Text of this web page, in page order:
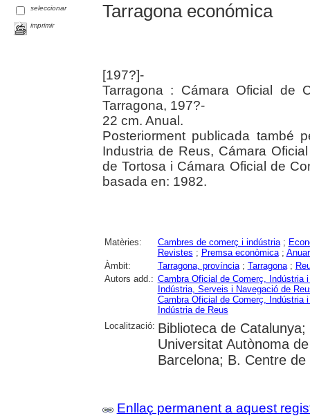
seleccionar
imprimir
Tarragona económica
[197?]-
Tarragona : Cámara Oficial de
Tarragona, 197?-
22 cm. Anual.
Posteriorment publicada també
Industria de Reus, Cámara
de Tortosa i Cámara Oficial de
basada en: 1982.
Matèries: Cambres de comerç i indústria;
Revistes ; Premsa econòmica;
Àmbit:
Tarragona, província; Tarragona;
Autors add.: Cambra Oficial de Comerç, Indústria
Indústria, Serveis i Navegació de
Cambra Oficial de Comerç, Indústria
Indústria de Reus
Localització: Biblioteca de
Universitat Autònoma
Barcelona; B. Centre
Enllaç permanent a aquest